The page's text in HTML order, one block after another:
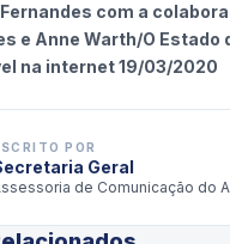
com a
e Anne Warth/O Estado
na internet 19/03/2020
POR
Geral
de Comunicação do